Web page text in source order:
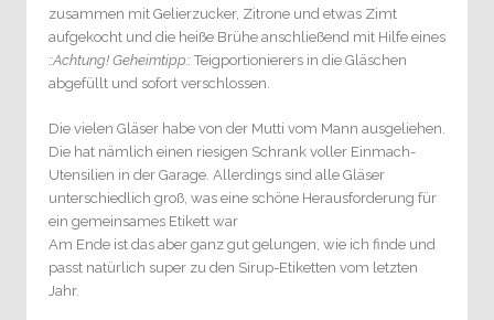
zusammen mit Gelierzucker, Zitrone und etwas Zimt
aufgekocht und die heiße Brühe anschließend mit Hilfe eines
::Achtung! Geheimtipp::Teigportionierers in die Gläschen
abgefüllt und sofort verschlossen.
Die vielen Gläser habe von der Mutti vom Mann ausgeliehen.
Die hat nämlich einen riesigen Schrank voller Einmach-
Utensilien in der Garage. Allerdings sind alle Gläser
unterschiedlich groß, was eine schöne Herausforderung für
ein gemeinsames Etikett war
Am Ende ist das aber ganz gut gelungen, wie ich finde und
passt natürlich super zu den Sirup-Etiketten vom letzten
Jahr.